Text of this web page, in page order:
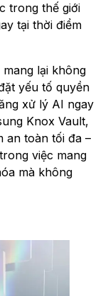
trong thế giới
tại thời điểm
lại không
yếu tố quyền
xử lý AI ngay
Knox Vault,
an toàn tối đa –
việc mang
mà không